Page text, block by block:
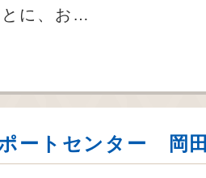
とに、お…
ートセンター 岡田